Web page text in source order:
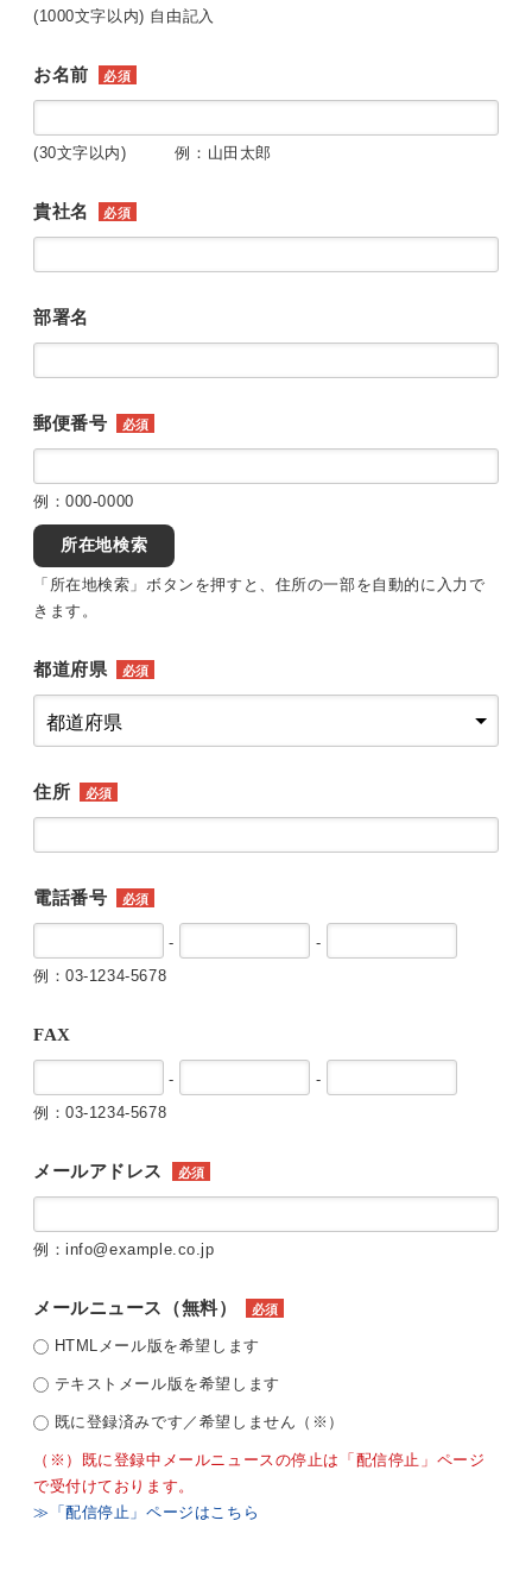
(1000文字以内) 自由記入
お名前 必須
(30文字以内) 例：山田太郎
貴社名 必須
部署名
郵便番号 必須
例：000-0000
所在地検索
「所在地検索」ボタンを押すと、住所の一部を自動的に入力で
きます。
都道府県 必須
住所 必須
電話番号 必須
-
-
例：03-1234-5678
FAX
-
-
例：03-1234-5678
メールアドレス 必須
例：info@example.co.jp
メールニュース（無料） 必須
HTMLメール版を希望します
テキストメール版を希望します
既に登録済みです／希望しません（※）
（※）既に登録中メールニュースの停止は「配信停止」ページ
で受付けております。
≫「配信停止」ページはこちら